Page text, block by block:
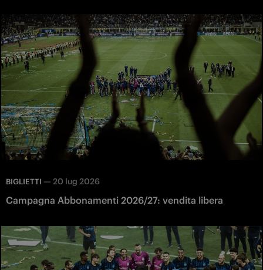
BIGLIETTI — 20 lug 2026
Campagna Abbonamenti 2026/27: vendita libera